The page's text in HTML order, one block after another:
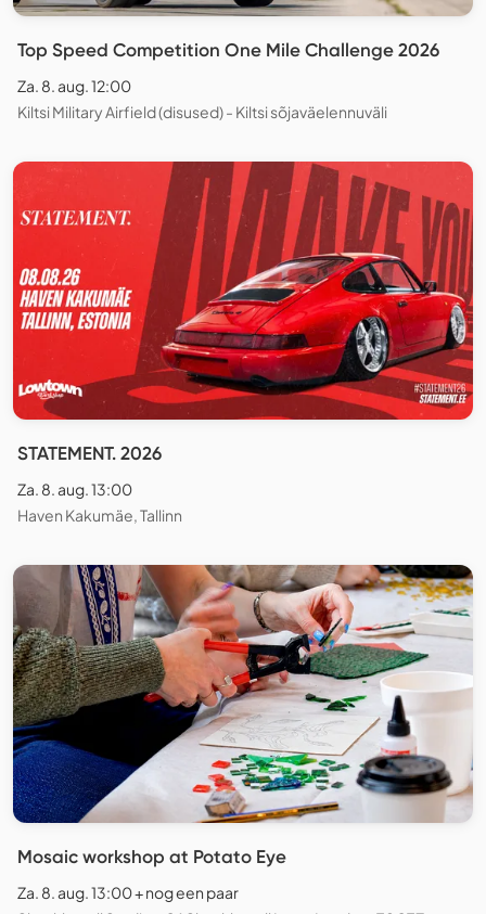
Top Speed Competition One Mile Challenge 2026
Za. 8. aug. 12:00
Kiltsi Military Airfield (disused) - Kiltsi sõjaväelennuväli
STATEMENT. 2026
Za. 8. aug. 13:00
Haven Kakumäe, Tallinn
Mosaic workshop at Potato Eye
Za. 8. aug. 13:00 + nog een paar